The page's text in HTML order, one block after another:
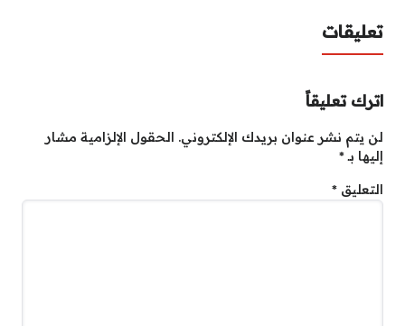
تعليقات
اترك تعليقاً
لن يتم نشر عنوان بريدك الإلكتروني. الحقول الإلزامية مشار
إليها بـ*
التعليق *